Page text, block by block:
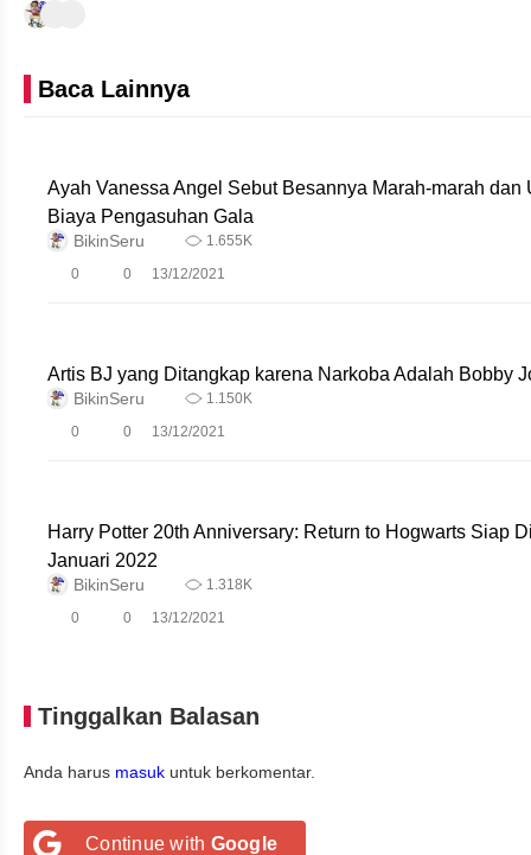
Baca Lainnya
Ayah Vanessa Angel Sebut Besannya Marah-marah dan
Biaya Pengasuhan Gala
BikinSeru
1.655K
0
0 13/12/2021
Artis BJ yang Ditangkap karena Narkoba Adalah Bobby
BikinSeru
1.150K
0
0 13/12/2021
Harry Potter 20th Anniversary: Return to Hogwarts Siap
Januari 2022
BikinSeru
1.318K
0
0 13/12/2021
Tinggalkan Balasan
Anda harus masuk untuk berkomentar.
Continue with Google